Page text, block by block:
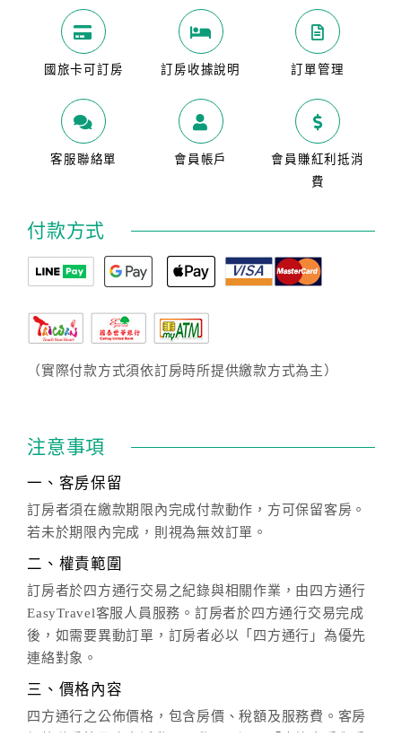
國旅卡可訂房 訂房收據說明 訂單管理
客服聯絡單 會員帳戶
會員賺紅利抵消
費
付款方式
（實際付款方式須依訂房時所提供繳款方式為主）
注意事項
一、客房保留
訂房者須在繳款期限內完成付款動作，方可保留客房。
若未於期限內完成，則視為無效訂單。
二、權責範圍
訂房者於四方通行交易之紀錄與相關作業，由四方通行
EasyTravel客服人員服務。訂房者於四方通行交易完成
後，如需要異動訂單，訂房者必以「四方通行」為優先
連絡對象。
三、價格內容
四方通行之公佈價格，包含房價、稅額及服務費。客房